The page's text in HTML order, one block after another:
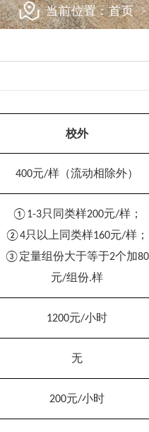
当前位置：首页
校外
400元/样（流动相除外）
①1-3只同类样200元/样；
②4只以上同类样160元/样 ；
③定量组份大于等于2个加80
元/组份.样
1200元/小时
无
200元/小时